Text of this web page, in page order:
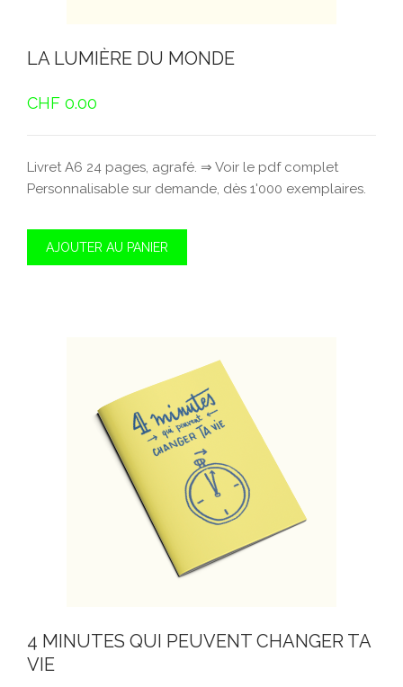
LA LUMIÈRE DU MONDE
CHF 0.00
Livret A6 24 pages, agrafé. ⇒ Voir le pdf complet
Personnalisable sur demande, dès 1'000 exemplaires.
AJOUTER AU PANIER
4 MINUTES QUI PEUVENT CHANGER TA
VIE